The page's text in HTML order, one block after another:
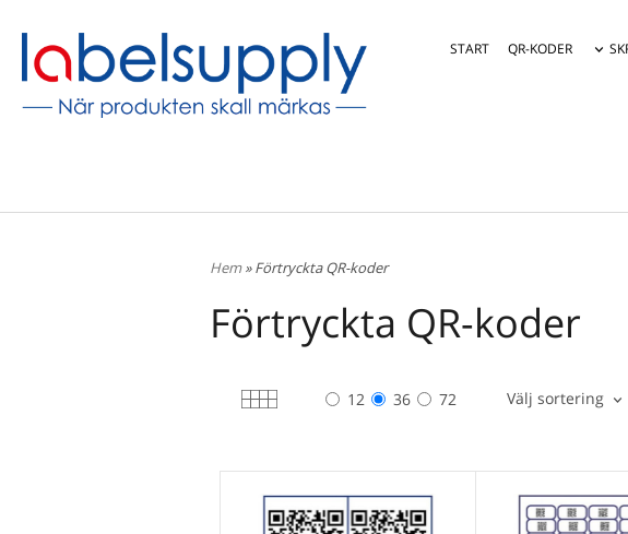
START QR-KODER
Hem» Förtryckta QR-koder
Förtryckta QR-koder
12 36 72 Välj sortering